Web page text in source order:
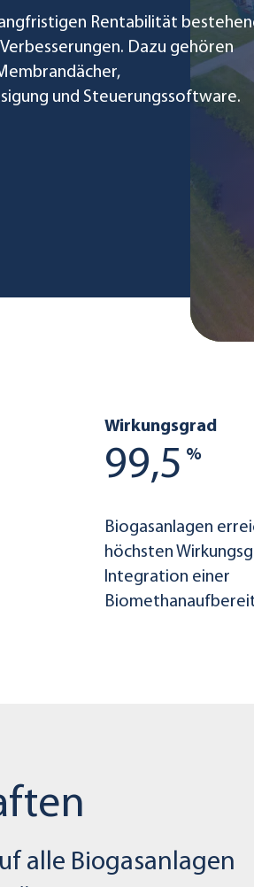
Rentabilität
Dazu gehören
und Steuerungssoftware.
Wirkungsgrad
99,5 %
Biogasanlagen
höchsten
Integration einer
alle Biogasanlagen